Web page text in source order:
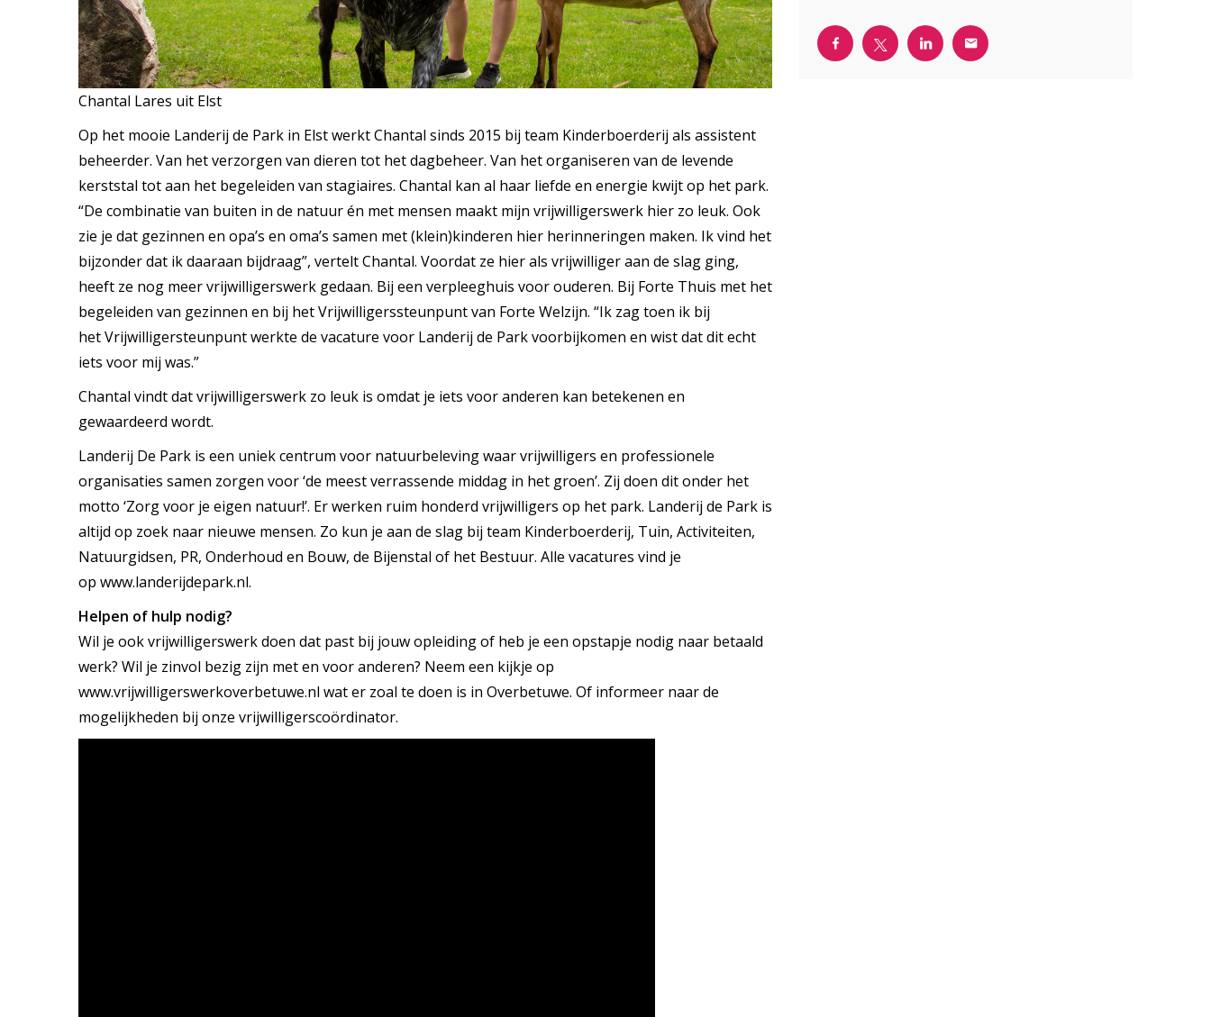
Chantal Lares uit Elst
Op het mooie Landerij de Park in Elst werkt Chantal sinds 2015 bij team Kinderboerderij als assistent
beheerder. Van het verzorgen van dieren tot het dagbeheer. Van het organiseren van de levende
kerststal tot aan het begeleiden van stagiaires. Chantal kan al haar liefde en energie kwijt op het park.
“De combinatie van buiten in de natuur én met mensen maakt mijn vrijwilligerswerk hier zo leuk. Ook
zie je dat gezinnen en opa’s en oma’s samen met (klein)kinderen hier herinneringen maken. Ik vind het
bijzonder dat ik daaraan bijdraag”, vertelt Chantal. Voordat ze hier als vrijwilliger aan de slag ging,
heeft ze nog meer vrijwilligerswerk gedaan. Bij een verpleeghuis voor ouderen. Bij Forte Thuis met het
begeleiden van gezinnen en bij het Vrijwilligerssteunpunt van Forte Welzijn. “Ik zag toen ik bij
het Vrijwilligersteunpunt werkte de vacature voor Landerij de Park voorbijkomen en wist dat dit echt
iets voor mij was.”
Chantal vindt dat vrijwilligerswerk zo leuk is omdat je iets voor anderen kan betekenen en
gewaardeerd wordt.
Landerij De Park is een uniek centrum voor natuurbeleving waar vrijwilligers en professionele
organisaties samen zorgen voor ‘de meest verrassende middag in het groen’. Zij doen dit onder het
motto ‘Zorg voor je eigen natuur!’. Er werken ruim honderd vrijwilligers op het park. Landerij de Park is
altijd op zoek naar nieuwe mensen. Zo kun je aan de slag bij team Kinderboerderij, Tuin, Activiteiten,
Natuurgidsen, PR, Onderhoud en Bouw, de Bijenstal of het Bestuur. Alle vacatures vind je
op www.landerijdepark.nl.
Helpen of hulp nodig?
Wil je ook vrijwilligerswerk doen dat past bij jouw opleiding of heb je een opstapje nodig naar betaald
werk? Wil je zinvol bezig zijn met en voor anderen? Neem een kijkje op
www.vrijwilligerswerkoverbetuwe.nl wat er zoal te doen is in Overbetuwe. Of informeer naar de
mogelijkheden bij onze vrijwilligerscoördinator.